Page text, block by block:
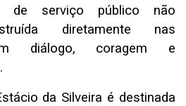
de serviço público não
diretamente nas
diálogo, coragem e
da Silveira é destinada